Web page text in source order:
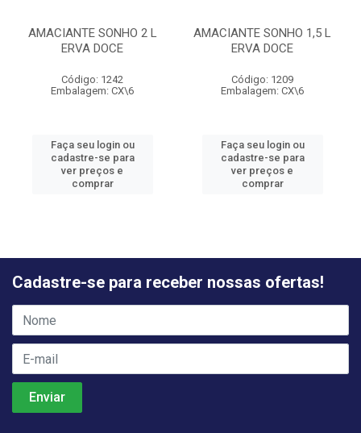
AMACIANTE SONHO 2 L
ERVA DOCE
Código: 1242
Embalagem: CX\6
Faça seu login ou
cadastre-se para
ver preços e
comprar
AMACIANTE SONHO 1,5 L
ERVA DOCE
Código: 1209
Embalagem: CX\6
Faça seu login ou
cadastre-se para
ver preços e
comprar
Cadastre-se para receber nossas ofertas!